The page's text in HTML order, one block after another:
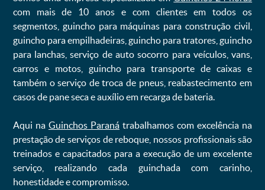
com mais de 10 anos e com clientes em todos os
segmentos, guincho para máquinas para construção civil,
guincho para empilhadeiras, guincho para tratores, guincho
para lanchas, serviço de auto socorro para veículos, vans,
carros e motos, guincho para transporte de caixas e
também o serviço de troca de pneus, reabastecimento em
casos de pane seca e auxílio em recarga de bateria. ㅤㅤ
Aqui na Guinchos Paranátrabalhamos com excelência na
prestação de serviços de reboque, nossos profissionais são
treinados e capacitados para a execução de um excelente
serviço, realizando cada guinchada com carinho,
honestidade e compromisso.